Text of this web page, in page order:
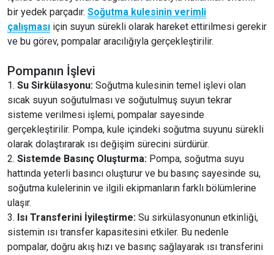
bir yedek parçadır. Soğutma kulesinin verimli
çalışması için suyun sürekli olarak hareket ettirilmesi gerekir
ve bu görev, pompalar aracılığıyla gerçekleştirilir.
Pompanın İşlevi
Su Sirkülasyonu: Soğutma kulesinin temel işlevi olan
sıcak suyun soğutulması ve soğutulmuş suyun tekrar
sisteme verilmesi işlemi, pompalar sayesinde
gerçekleştirilir. Pompa, kule içindeki soğutma suyunu sürekli
olarak dolaştırarak ısı değişim sürecini sürdürür.
Sistemde Basınç Oluşturma: Pompa, soğutma suyu
hattında yeterli basıncı oluşturur ve bu basınç sayesinde su,
soğutma kulelerinin ve ilgili ekipmanların farklı bölümlerine
ulaşır.
Isı Transferini İyileştirme: Su sirkülasyonunun etkinliği,
sistemin ısı transfer kapasitesini etkiler. Bu nedenle
pompalar, doğru akış hızı ve basınç sağlayarak ısı transferini